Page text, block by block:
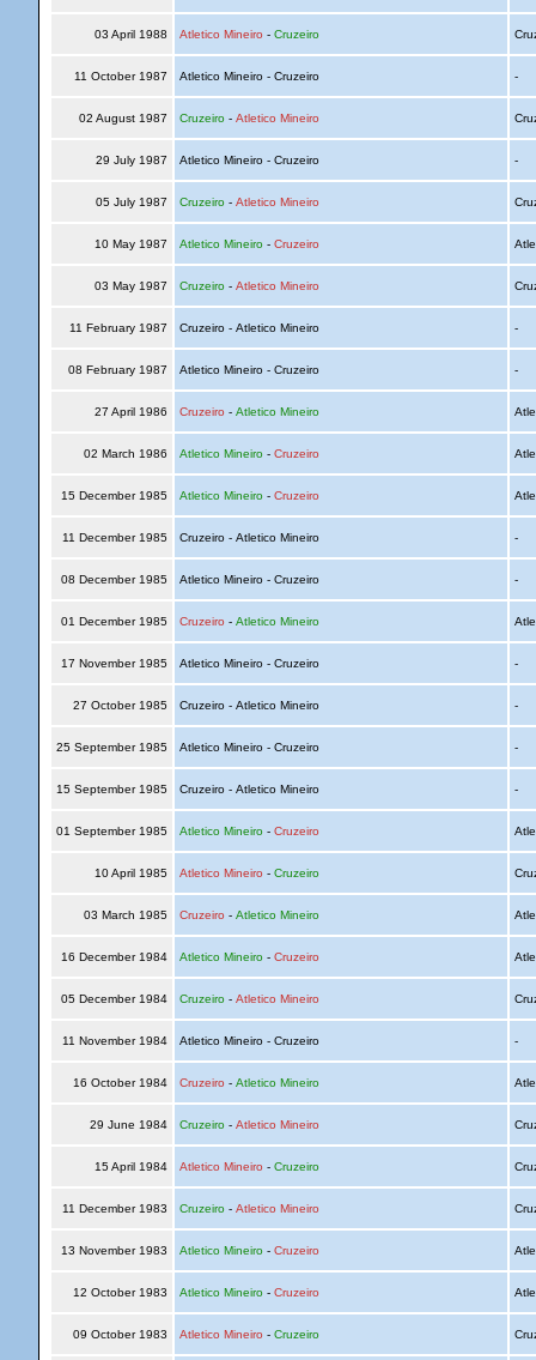
03 April 1988 Atletico Mineiro - Cruzeiro
11 October 1987 Atletico Mineiro - Cruzeiro -
02 August 1987 Cruzeiro- Atletico Mineiro
29 July 1987 Atletico Mineiro - Cruzeiro -
05 July 1987 Cruzeiro- Atletico Mineiro
10 May 1987 Atletico Mineiro- Cruzeiro
03 May 1987 Cruzeiro- Atletico Mineiro
11 February 1987 Cruzeiro - Atletico Mineiro -
08 February 1987 Atletico Mineiro - Cruzeiro -
27 April 1986 Cruzeiro - Atletico Mineiro
02 March 1986 Atletico Mineiro- Cruzeiro
15 December 1985 Atletico Mineiro- Cruzeiro
11 December 1985 Cruzeiro - Atletico Mineiro -
08 December 1985 Atletico Mineiro - Cruzeiro -
01 December 1985 Cruzeiro - Atletico Mineiro
17 November 1985 Atletico Mineiro - Cruzeiro -
27 October 1985 Cruzeiro - Atletico Mineiro -
25 September 1985 Atletico Mineiro - Cruzeiro -
15 September 1985 Cruzeiro - Atletico Mineiro -
01 September 1985 Atletico Mineiro- Cruzeiro
10 April 1985 Atletico Mineiro - Cruzeiro
03 March 1985 Cruzeiro - Atletico Mineiro
16 December 1984 Atletico Mineiro- Cruzeiro
05 December 1984 Cruzeiro- Atletico Mineiro
11 November 1984 Atletico Mineiro - Cruzeiro -
16 October 1984 Cruzeiro - Atletico Mineiro
29 June 1984 Cruzeiro- Atletico Mineiro
15 April 1984 Atletico Mineiro - Cruzeiro
11 December 1983 Cruzeiro- Atletico Mineiro
13 November 1983 Atletico Mineiro- Cruzeiro
12 October 1983 Atletico Mineiro- Cruzeiro
09 October 1983 Atletico Mineiro - Cruzeiro